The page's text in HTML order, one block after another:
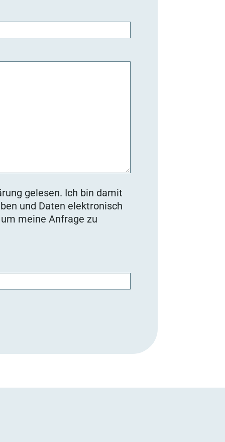
gelesen. Ich bin damit
und Daten elektronisch
meine Anfrage zu